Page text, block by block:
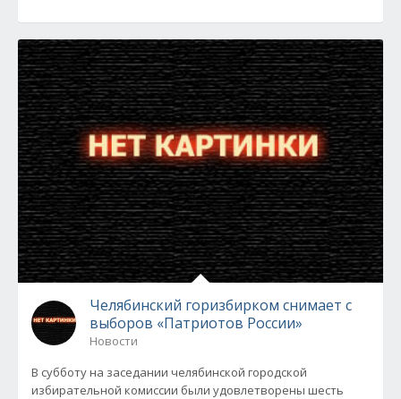
Челябинский горизбирком снимает с
выборов «Патриотов России»
Новости
В субботу на заседании челябинской городской
избирательной комиссии были удовлетворены шесть